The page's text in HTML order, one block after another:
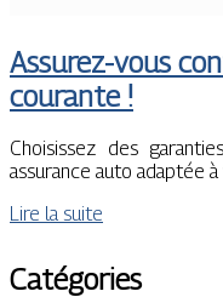
Assurez-vous
courante !
Choisissez des
assurance auto adaptée
Lire la suite
Catégories